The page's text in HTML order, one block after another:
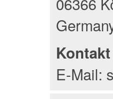
Kontakt
E-Mail: